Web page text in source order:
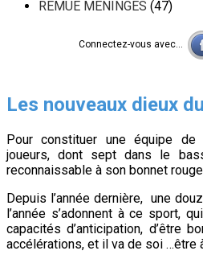
REMUE MENINGES (47)
Connectez-vous avec...
Les nouveaux dieux
Pour constituer une équipe
joueurs, dont sept dans le
reconnaissable à son bonnet
Depuis l’année dernière, une
l’année s’adonnent à ce sport,
capacités d’anticipation, d’être
accélérations, et il va de soi …être à